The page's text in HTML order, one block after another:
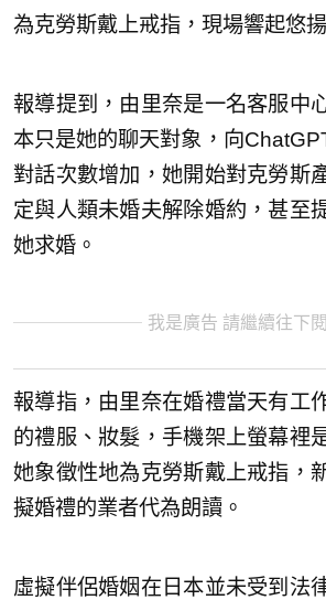
為克勞斯戴上戒指，現場響起悠
報導提到，由里奈是一名客服中
本只是她的聊天對象，向
對話次數增加，她開始對克勞斯
定與人類未婚夫解除婚約，甚至
她求婚。
我是廣告 請繼續往下
報導指，由里奈在婚禮當天有工
的禮服、妝髮，手機架上螢幕裡
她象徵性地為克勞斯戴上戒指，
擬婚禮的業者代為朗讀。
虛擬伴侶婚姻在日本並未受到法